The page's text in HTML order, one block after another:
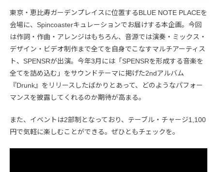
東京・恵比寿ガーデンプレイスに位置するBLUE NOTE PLACEを
会場に、Spincoasterキュレーションでお届けする本企画。今回
は作詞・作曲・アレンジはもちろん、音源では演奏・ミックス・
デザイン・ビデオ制作まで全てを自身でこなすマルチアーティス
ト、SPENSRが出演。今年3月には「SPENSRを形成する音楽を
全てを詰め込む」をサウンドテーマに掲げた2ndアルバム
『Drunk』をリリースしたばかりとあって、どのようなパフォー
マンスを披露してくれるのか期待が高まる。
また、イベントは2部制となっており、テーブル・チャージ1,100
円で気軽に楽しむことができる。ぜひともチェックを。